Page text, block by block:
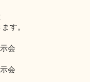
す。
会
会